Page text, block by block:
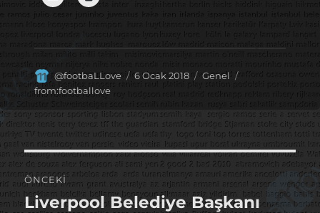
Yazar
@footbaLLove
Yayın
6 Ocak 2018 Kategoriler
Genel
from:footballove
Yazı
gezinmesi
ÖNCEKI
Önceki
Liverpool Belediye Başkanı